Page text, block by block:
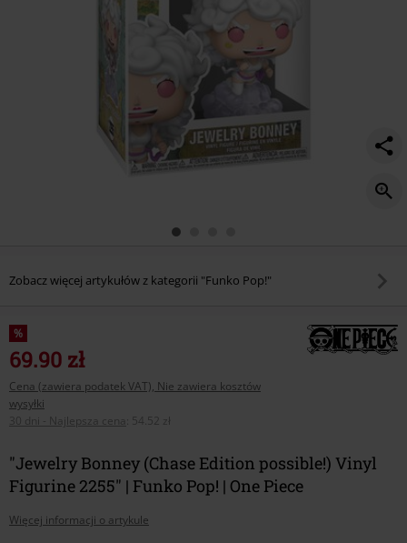
Zobacz więcej artykułów z kategorii "Funko Pop!"
%
69.90 zł
Cena (zawiera podatek VAT), Nie zawiera kosztów
wysyłki
30 dni - Najlepsza cena
54.52 zł
"Jewelry Bonney (Chase Edition possible!) Vinyl
Figurine 2255" | Funko Pop! | One Piece
Więcej informacji o artykule